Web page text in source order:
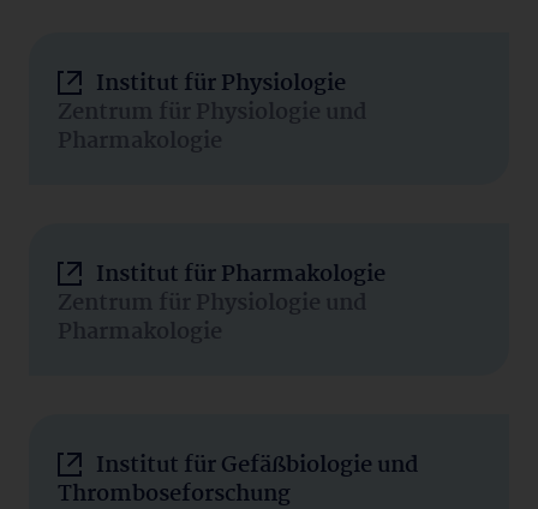
Institut für Physiologie
Zentrum für Physiologie und
Pharmakologie
Institut für Pharmakologie
Zentrum für Physiologie und
Pharmakologie
Institut für Gefäßbiologie und
Thromboseforschung